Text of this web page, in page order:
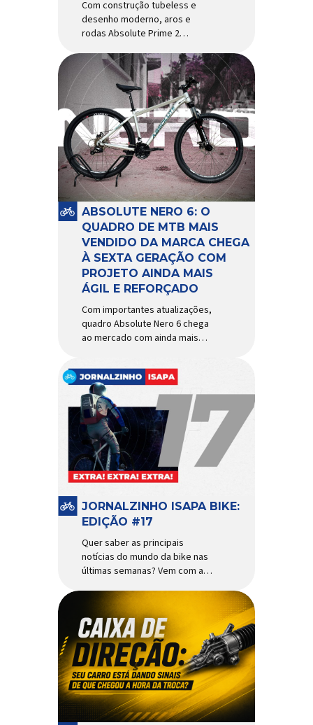
Com construção tubeless e
desenho moderno, aros e
rodas Absolute Prime 2
diversas melhorias No
mercado brasileiro há alguns
anos, os aros e as rodas
Absolute Prime chegaram
como uma opção para pilotos
de cross country e trail em
busca de alto desempenho e
preço realmente competitivo.
Para isso, a marca […]
ABSOLUTE NERO 6: O
QUADRO DE MTB MAIS
VENDIDO DA MARCA CHEGA
À SEXTA GERAÇÃO COM
PROJETO AINDA MAIS
ÁGIL E REFORÇADO
Com importantes atualizações,
quadro Absolute Nero 6 chega
ao mercado com ainda mais
uso urbano e MTB recreacional
Um dos quadros de maior
sucesso do mercado de
bicicletas brasileiro chega em
nova versão: o
Absolute Nero 6, sexta geração
do quadro mais vendido da
marca nacional. Extremamente
popular para quem busca uma
JORNALZINHO ISAPA BIKE:
EDIÇÃO #17
Quer saber as principais
notícias do mundo da bike nas
últimas semanas? Vem com a
chegou! Clique aqui e leia
agora mesmo!